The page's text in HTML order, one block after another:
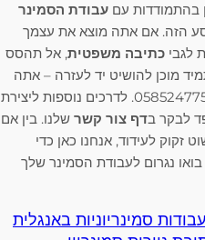
בהתמודדות עם עבודת הסמינר
הזה. אם אתה מוצא את עצמך
לגבי כתיבה משפטית, אל תהסס
מוכן להושיט יד לעזרה – אתה
יכול להתקשר אליו ישירות במספר 0585247755. לדרכים נוספות ליצירת
לבקר בדף צור קשר שלנו. בין אם
לעידוד, אנחנו כאן כדי
נגרום לעבודת הסמינר שלך
סמינריוניות באנגלית